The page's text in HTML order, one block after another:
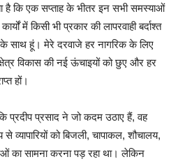
है कि एक सप्ताह के भीतर इन सभी समस्याओं
में किसी भी प्रकार की लापरवाही बर्दाश्त
साथ हूं। मेरे दरवाजे हर नागरिक के लिए
विकास की नई ऊंचाइयों को छुए और हर
हों।
प्रदीप प्रसाद ने जो कदम उठाए हैं, वह
व्यापारियों को बिजली, चापाकल, शौचालय,
का सामना करना पड़ रहा था। लेकिन